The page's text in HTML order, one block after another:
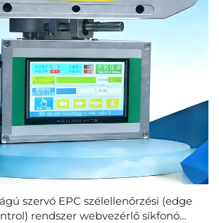
szervó EPC szélellenőrzési (edge
rendszer webvezérlő síkfonó